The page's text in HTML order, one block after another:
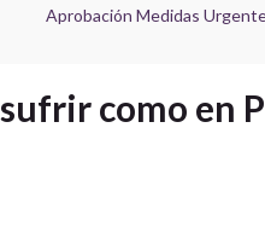
Aprobación Medidas
como en